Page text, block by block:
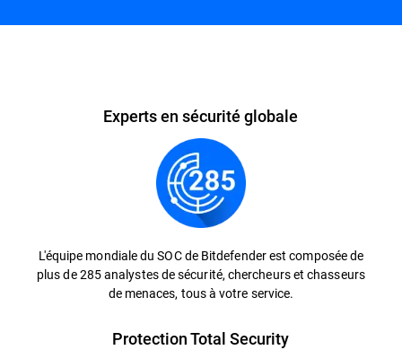
Experts en sécurité globale
L'équipe mondiale du SOC de Bitdefender est composée de
plus de 285 analystes de sécurité, chercheurs et chasseurs
de menaces, tous à votre service.
Protection Total Security